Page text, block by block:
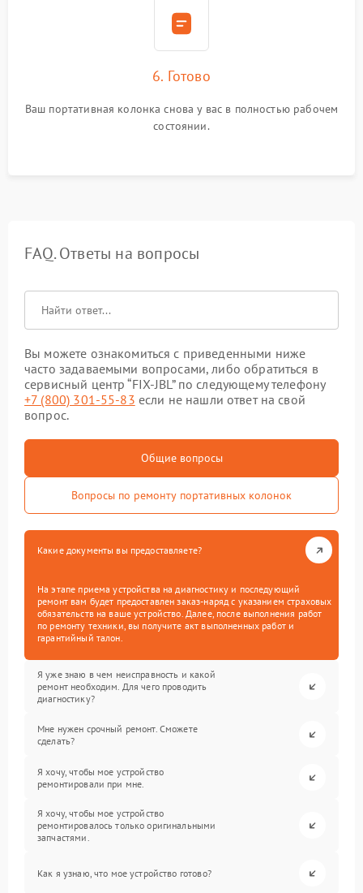
6. Готово
Ваш портативная колонка снова у вас в полностью рабочем
состоянии.
FAQ. Ответы на вопросы
Вы можете ознакомиться с приведенными ниже
часто задаваемыми вопросами, либо обратиться в
сервисный центр “FIX-JBL” по следующему телефону
+7 (800) 301-55-83 если не нашли ответ на свой
вопрос.
Общие вопросы
Вопросы по ремонту портативных колонок
Какие документы вы предоставляете?
На этапе приема устройства на диагностику и последующий
ремонт вам будет предоставлен заказ-наряд с указанием страховых
обязательств на ваше устройство. Далее, после выполнения работ
по ремонту техники, вы получите акт выполненных работ и
гарантийный талон.
Я уже знаю в чем неисправность и какой
ремонт необходим. Для чего проводить
диагностику?
Мне нужен срочный ремонт. Сможете
сделать?
Я хочу, чтобы мое устройство
ремонтировали при мне.
Я хочу, чтобы мое устройство
ремонтировалось только оригинальными
запчастями.
Как я узнаю, что мое устройство готово?